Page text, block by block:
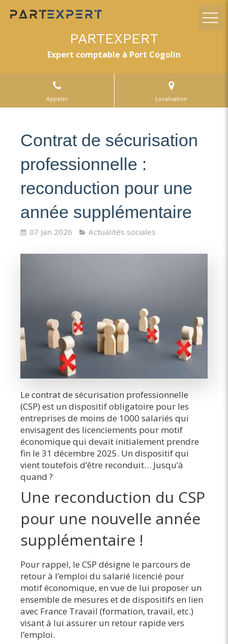
PARTEXPERT
Expert comptable à Port Cogolin
Appeler Localisation
Contrat de sécurisation
professionnelle :
reconduction pour une
année supplémentaire
07 Jan 2026 Actualités sociales
Le contrat de sécurisation professionnelle
(CSP) est un dispositif obligatoire pour les
entreprises de moins de 1000 salariés qui
envisagent des licenciements pour motif
économique qui devait initialement prendre
fin le 31 décembre 2025. Un dispositif qui
vient toutefois d’être reconduit… Jusqu’à
quand ?
Une reconduction du CSP
pour une nouvelle année
supplémentaire !
Pour rappel, le CSP désigne le parcours de
retour à l’emploi du salarié licencié pour
motif économique, en vue de lui proposer un
ensemble de mesures et de dispositifs en lien
avec France Travail (formation, travail, etc.)
visant à lui assurer un retour rapide vers
l’emploi.